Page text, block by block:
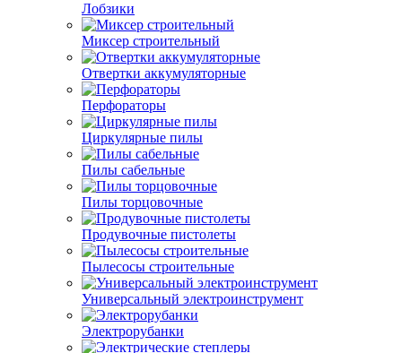
Лобзики
Миксер строительный
Отвертки аккумуляторные
Перфораторы
Циркулярные пилы
Пилы сабельные
Пилы торцовочные
Продувочные пистолеты
Пылесосы строительные
Универсальный электроинструмент
Электрорубанки